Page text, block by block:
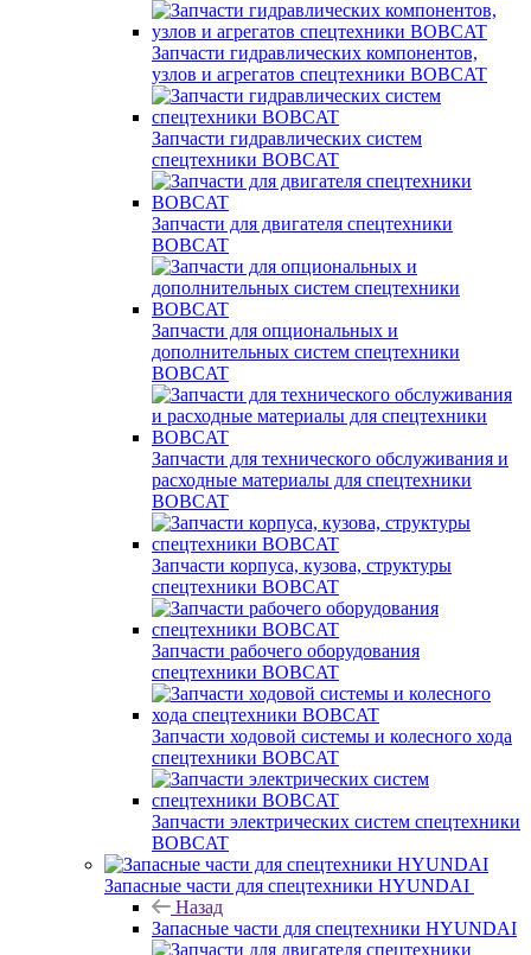
Запчасти гидравлических компонентов,
узлов и агрегатов спецтехники BOBCAT
Запчасти гидравлических систем
спецтехники BOBCAT
Запчасти для двигателя спецтехники
BOBCAT
Запчасти для опциональных и
дополнительных систем спецтехники
BOBCAT
Запчасти для технического обслуживания и
расходные материалы для спецтехники
BOBCAT
Запчасти корпуса, кузова, структуры
спецтехники BOBCAT
Запчасти рабочего оборудования
спецтехники BOBCAT
Запчасти ходовой системы и колесного хода
спецтехники BOBCAT
Запчасти электрических систем спецтехники
BOBCAT
Запасные части для спецтехники HYUNDAI
Назад
Запасные части для спецтехники HYUNDAI